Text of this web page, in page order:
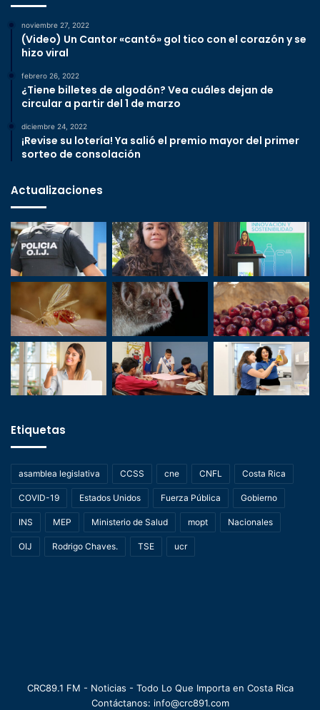
noviembre 27, 2022
(Video) Un Cantor «cantó» gol tico con el corazón y se
hizo viral
febrero 26, 2022
¿Tiene billetes de algodón? Vea cuáles dejan de
circular a partir del 1 de marzo
diciembre 24, 2022
¡Revise su lotería! Ya salió el premio mayor del primer
sorteo de consolación
Actualizaciones
Etiquetas
asamblea legislativa CCSS cne CNFL Costa Rica
COVID-19 Estados Unidos Fuerza Pública Gobierno
INS MEP Ministerio de Salud mopt Nacionales
OIJ Rodrigo Chaves. TSE ucr
CRC89.1 FM - Noticias - Todo Lo Que Importa en Costa Rica
Contáctanos: info@crc891.com